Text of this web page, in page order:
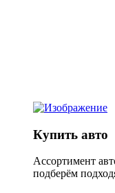
Купить авто
Ассортимент
подберём